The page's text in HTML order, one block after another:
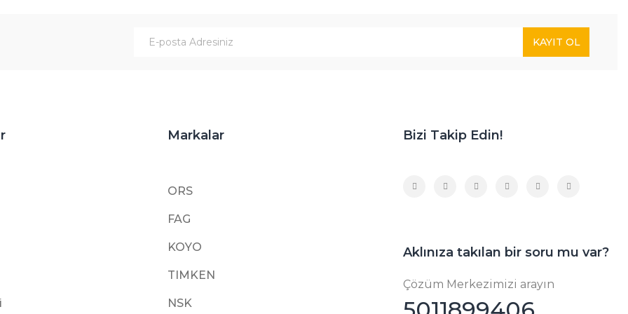
KAYIT OL
Markalar
ORS
FAG
KOYO
TIMKEN
NSK
Bizi Takip Edin!
Aklınıza takılan bir soru mu var?
Çözüm Merkezimizi arayın